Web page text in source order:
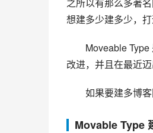
想建多少建多少，
Moveable
改进，并且在最近
如果要建多博
Movable Type